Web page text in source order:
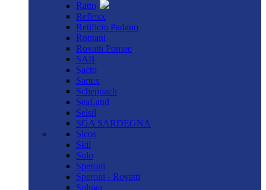
Ratto
Reflexx
Retificio Padano
Rontani
Rovatti Pompe
SAB
Sacto
Sartex
Scheppach
SeaLand
Selsil
SGA SARDEGNA
Sicos
Skil
Solo
Speroni
Speroni - Rovatti
Spluga